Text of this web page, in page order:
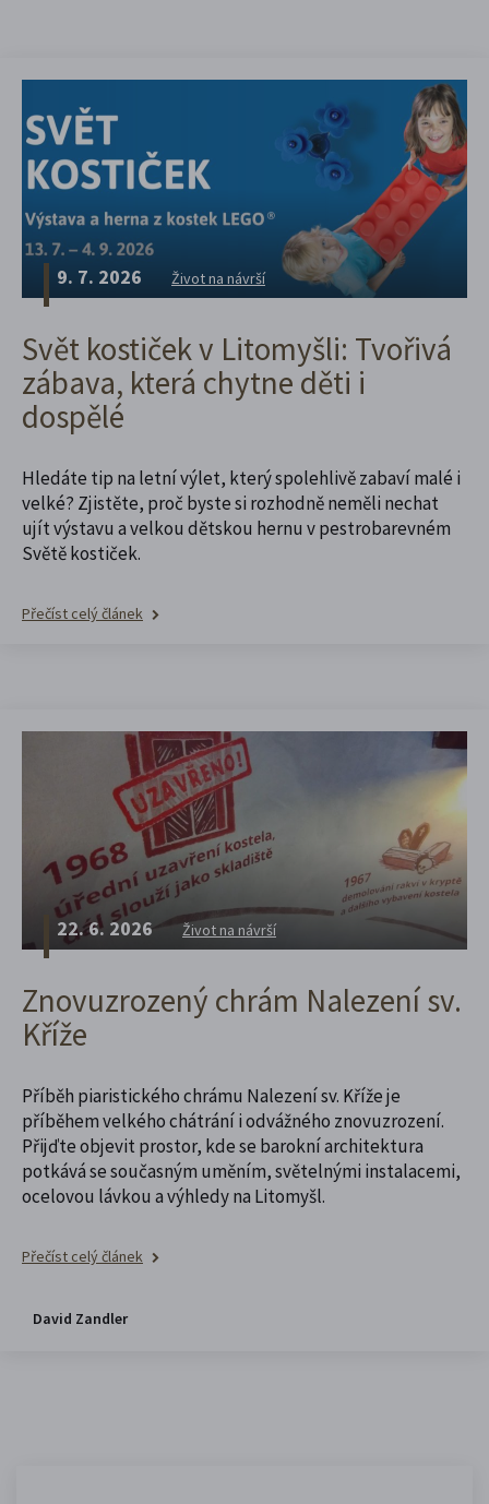
9. 7. 2026 Život na návrší
Svět kostiček v Litomyšli: Tvořivá
zábava, která chytne děti i
dospělé
Hledáte tip na letní výlet, který spolehlivě zabaví malé i
velké? Zjistěte, proč byste si rozhodně neměli nechat
ujít výstavu a velkou dětskou hernu v pestrobarevném
Světě kostiček.
Přečíst celý článek
22. 6. 2026 Život na návrší
Znovuzrozený chrám Nalezení sv.
Kříže
Příběh piaristického chrámu Nalezení sv. Kříže je
příběhem velkého chátrání i odvážného znovuzrození.
Přijďte objevit prostor, kde se barokní architektura
potkává se současným uměním, světelnými instalacemi,
ocelovou lávkou a výhledy na Litomyšl.
Přečíst celý článek
David Zandler